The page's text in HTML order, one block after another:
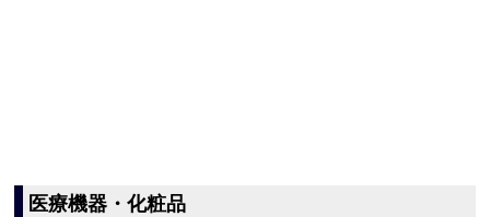
医療機器・化粧品